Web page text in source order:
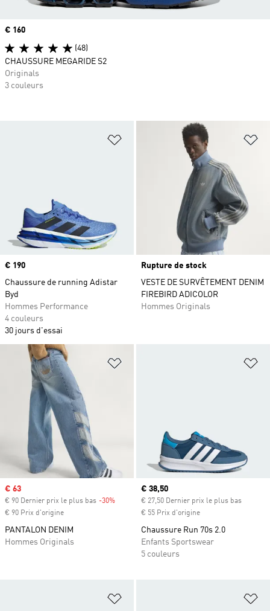
Ajouter à la Liste de produits
Prix
€ 190
Chaussure de running Adistar
Byd
Hommes Performance
4 couleurs
30 jours d'essai
Rupture de stock
VESTE DE SURVÊTEMENT DENIM
FIREBIRD ADICOLOR
Hommes Originals
Ajouter à la Liste de produits
Prix soldé
€ 63
€ 90 Dernier prix le plus bas -30%
€ 90 Prix d'origine
PANTALON DENIM
Hommes Originals
Prix actuel
€ 38,50
€ 27,50 Dernier prix le plus bas
€ 55 Prix d'origine
Chaussure Run 70s 2.0
Enfants Sportswear
5 couleurs
Ajouter à la Liste de produits
Prix
€ 160
(48)
CHAUSSURE MEGARIDE S2
Originals
3 couleurs